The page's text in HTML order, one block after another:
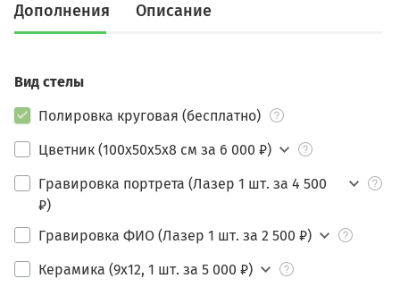
Дополнения Описание
Вид стелы
Полировка круговая (бесплатно)
Цветник (100х50х5х8 см за 6 000 ₽)
Гравировка портрета (Лазер 1 шт. за 4 500
₽)
Гравировка ФИО (Лазер 1 шт. за 2 500 ₽)
Керамика (9х12, 1 шт. за 5 000 ₽)